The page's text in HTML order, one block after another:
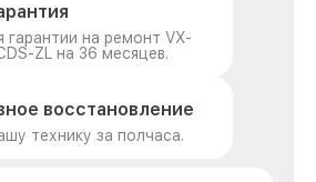
гарантии на ремонт VX-
ZL на 36 месяцев.
восстановление
технику за полчаса.